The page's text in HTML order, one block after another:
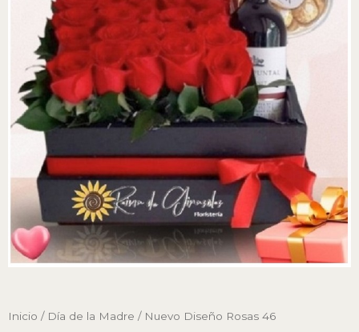
Inicio / Día de la Madre / Nuevo Diseño Rosas 46